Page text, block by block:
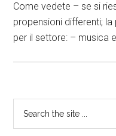
Come vedete – se si
propensioni differenti;
per il settore: – musica